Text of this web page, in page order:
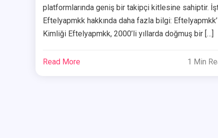
platformlarında geniş bir takipçi kitlesine sahiptir.
Eftelyapmkk hakkında daha fazla bilgi:
Kimliği Eftelyapmkk, 2000’li yıllarda doğmuş bir […]
Read More 1 Min